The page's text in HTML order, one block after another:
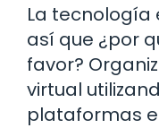
La
así que ¿por
favor?
virtual
plataformas